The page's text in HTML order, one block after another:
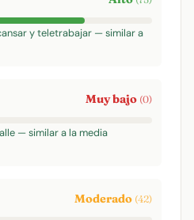
y teletrabajar — similar a
Muy bajo (0)
— similar a la media
Moderado (42)